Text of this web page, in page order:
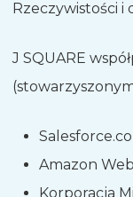
Rzeczywistości i
J SQUARE
Amazon
Korporacja